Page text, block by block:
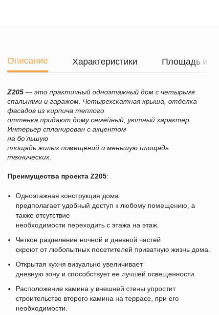
Описание Характеристики Площадь и
Z205 —это практичный одноэтажный дом с четырьмя
спальнями и гаражом. Четырехскатная крыша, отделка
фасадов из кирпича теплого
оттенка придают дому семейный, уютный характер.
Интерьер спланирован с акцентом
на бо’льшую
площадь жилых помещений и меньшую площадь
технических.
Преимущества проектаZ205:
Одноэтажная конструкция дома
предполагает удобный доступ к любому помещению, а
также отсутствие
необходимости переходить с этажа на этаж.
Четкое разделение ночной и дневной частей
скроют от любопытных посетителей приватную жизнь дома.
Открытая кухня визуально увеличивает
дневную зону и способствует ее лучшей освещенности.
Расположение камина у внешней стены упростит
строительство второго камина на террасе, при его
необходимости.